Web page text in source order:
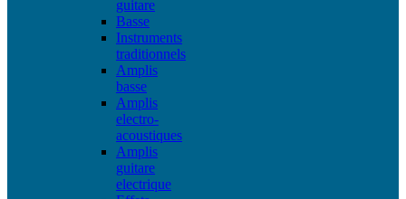
guitare
Basse
Instruments
traditionnels
Amplis
basse
Amplis
electro-
acoustiques
Amplis
guitare
electrique